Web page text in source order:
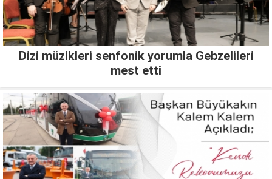
Dizi müzikleri senfonik yorumla Gebzelileri
mest etti